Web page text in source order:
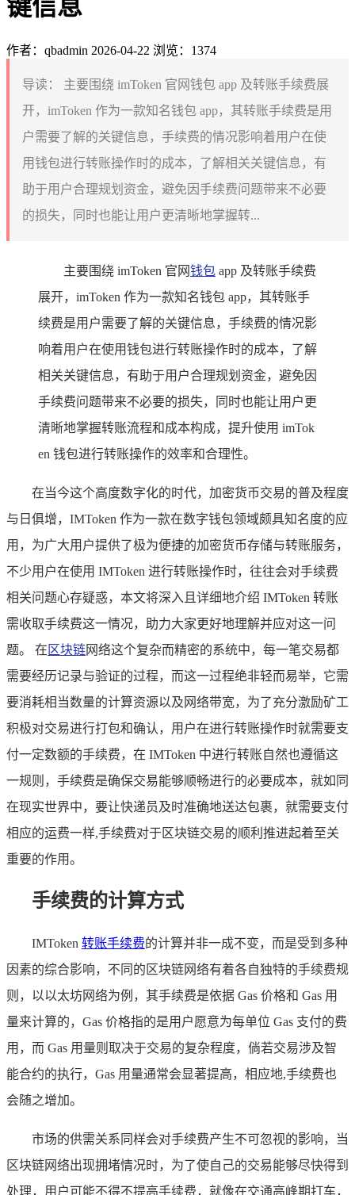
键信息
作者：qbadmin 2026-04-22 浏览：1374
导读：
主要围绕 imToken 官网钱包 app 及转账手续费展
开，imToken 作为一款知名钱包 app，其转账手续费是用
户需要了解的关键信息，手续费的情况影响着用户在使
用钱包进行转账操作时的成本，了解相关关键信息，有
助于用户合理规划资金，避免因手续费问题带来不必要
的损失，同时也能让用户更清晰地掌握转...
主要围绕 imToken 官网钱包 app 及转账手续费
展开，imToken 作为一款知名钱包 app，其转账手
续费是用户需要了解的关键信息，手续费的情况影
响着用户在使用钱包进行转账操作时的成本，了解
相关关键信息，有助于用户合理规划资金，避免因
手续费问题带来不必要的损失，同时也能让用户更
清晰地掌握转账流程和成本构成，提升使用 imTok
en 钱包进行转账操作的效率和合理性。
在当今这个高度数字化的时代，加密货币交易的普及程度
与日俱增，IMToken 作为一款在数字钱包领域颇具知名度的应
用，为广大用户提供了极为便捷的加密货币存储与转账服务，
不少用户在使用 IMToken 进行转账操作时，往往会对手续费
相关问题心存疑惑，本文将深入且详细地介绍 IMToken 转账
需收取手续费这一情况，助力大家更好地理解并应对这一问
题。 在 区块链网络这个复杂而精密的系统中，每一笔交易都
需要经历记录与验证的过程，而这一过程绝非轻而易举，它需
要消耗相当数量的计算资源以及网络带宽，为了充分激励矿工
积极对交易进行打包和确认，用户在进行转账操作时就需要支
付一定数额的手续费，在 IMToken 中进行转账自然也遵循这
一规则，手续费是确保交易能够顺畅进行的必要成本，就如同
在现实世界中，要让快递员及时准确地送达包裹，就需要支付
相应的运费一样,手续费对于区块链交易的顺利推进起着至关
重要的作用。
手续费的计算方式
IMToken 转账手续费的计算并非一成不变，而是受到多种
因素的综合影响，不同的区块链网络有着各自独特的手续费规
则，以以太坊网络为例，其手续费是依据 Gas 价格和 Gas 用
量来计算的，Gas 价格指的是用户愿意为每单位 Gas 支付的费
用，而 Gas 用量则取决于交易的复杂程度，倘若交易涉及智
能合约的执行，Gas 用量通常会显著提高，相应地,手续费也
会随之增加。
市场的供需关系同样会对手续费产生不可忽视的影响，当
区块链网络出现拥堵情况时，为了使自己的交易能够尽快得到
处理，用户可能不得不提高手续费，就像在交通高峰期打车，